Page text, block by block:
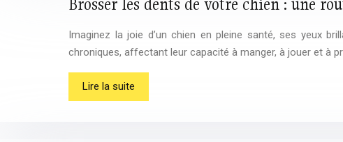
Imaginez la joie d’un chien en pleine santé, ses yeux
chroniques, affectant leur capacité à manger, à jouer et à
Lire la suite